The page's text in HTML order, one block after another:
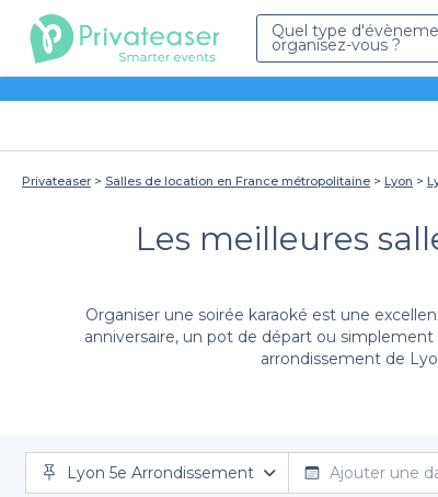
Quel type
organisez-vous ?
Privateaser Salles de location en France métropolitaine Lyon
Les meilleures
Organiser une soirée karaoké est une
anniversaire, un pot de départ ou
arrondissement de
Avec Privateaser, réserver une salle pour
accueillir de petites ou grandes soirées.
Lyon 5e Arrondissement Ajouter une